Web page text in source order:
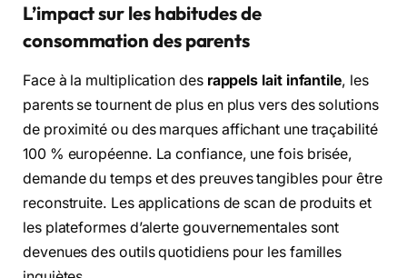
L’impact sur les habitudes de
consommation des parents
Face à la multiplication des rappels lait infantile, les
parents se tournent de plus en plus vers des solutions
de proximité ou des marques affichant une traçabilité
100 % européenne. La confiance, une fois brisée,
demande du temps et des preuves tangibles pour être
reconstruite. Les applications de scan de produits et
les plateformes d’alerte gouvernementales sont
devenues des outils quotidiens pour les familles